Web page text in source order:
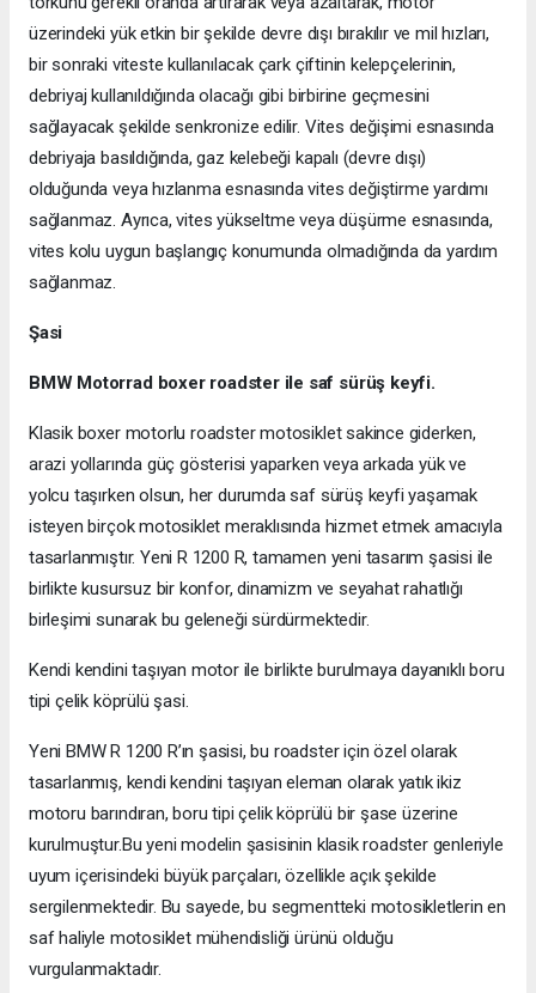
üzerindeki yük etkin bir şekilde devre dışı bırakılır ve mil hızları,
bir sonraki viteste kullanılacak çark çiftinin kelepçelerinin,
debriyaj kullanıldığında olacağı gibi birbirine geçmesini
sağlayacak şekilde senkronize edilir. Vites değişimi esnasında
debriyaja basıldığında, gaz kelebeği kapalı (devre dışı)
olduğunda veya hızlanma esnasında vites değiştirme yardımı
sağlanmaz. Ayrıca, vites yükseltme veya düşürme esnasında,
vites kolu uygun başlangıç konumunda olmadığında da yardım
sağlanmaz.
Şasi
BMW Motorrad boxer roadster ile saf sürüş keyfi.
Klasik boxer motorlu roadster motosiklet sakince giderken,
arazi yollarında güç gösterisi yaparken veya arkada yük ve
yolcu taşırken olsun, her durumda saf sürüş keyfi yaşamak
isteyen birçok motosiklet meraklısında hizmet etmek amacıyla
tasarlanmıştır. Yeni R 1200 R, tamamen yeni tasarım şasisi ile
birlikte kusursuz bir konfor, dinamizm ve seyahat rahatlığı
birleşimi sunarak bu geleneği sürdürmektedir.
Kendi kendini taşıyan motor ile birlikte burulmaya dayanıklı boru
tipi çelik köprülü şasi.
Yeni BMW R 1200 R’ın şasisi, bu roadster için özel olarak
tasarlanmış, kendi kendini taşıyan eleman olarak yatık ikiz
motoru barındıran, boru tipi çelik köprülü bir şase üzerine
kurulmuştur.Bu yeni modelin şasisinin klasik roadster genleriyle
uyum içerisindeki büyük parçaları, özellikle açık şekilde
sergilenmektedir. Bu sayede, bu segmentteki motosikletlerin en
saf haliyle motosiklet mühendisliği ürünü olduğu
vurgulanmaktadır.